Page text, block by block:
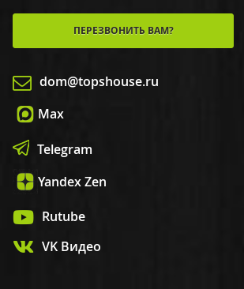
ПЕРЕЗВОНИТЬ ВАМ?
dom@topshouse.ru
Max
Telegram
Yandex Zen
Rutube
VK Видео